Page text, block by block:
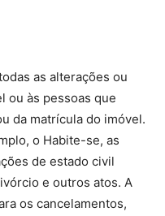
as alterações ou
ou às pessoas que
da matrícula do imóvel.
o Habite-se, as
de estado civil
e outros atos. A
os cancelamentos,